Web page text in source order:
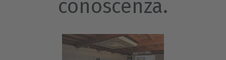
conoscenza.